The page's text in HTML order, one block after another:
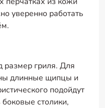
уверенно работать
размер гриля. Для
длинные щипцы и
подойдут
столики,